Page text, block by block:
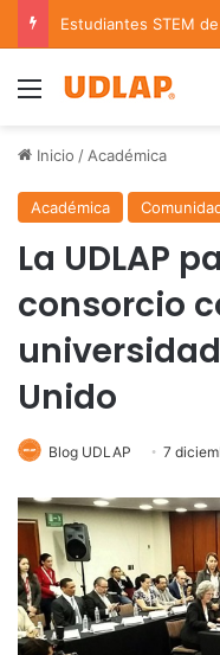
Menu
Inicio / Académica
Académica
La UDLAP
consorcio
Unido
Blog UDLAP 7